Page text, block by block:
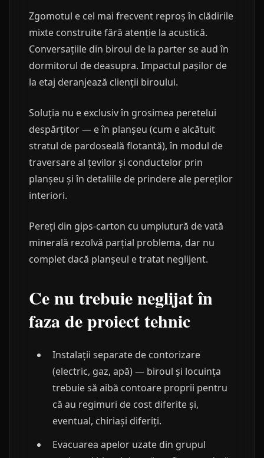
Zgomotul e cel mai frecvent reproș în clădirile
mixte construite fără atenție la acustică.
Conversațiile din biroul de la parter se aud în
dormitorul de deasupra. Impactul pașilor de
la etaj deranjează clienții biroului.
Soluția nu e exclusiv în grosimea peretelui
despărțitor — e în planșeu (cum e alcătuit
stratul de pardoseală flotantă), în modul de
traversare al țevilor și conductelor prin
planșeu și în detaliile de prindere ale pereților
interiori.
Pereți din gips-carton cu umplutură de vată
minerală rezolvă parțial problema, dar nu
complet dacă planșeul e tratat neglijent.
Ce nu trebuie neglijat în
faza de proiect tehnic
Instalații separate de contorizare
(electric, gaz, apă) — biroul și locuința
trebuie să aibă contoare proprii pentru
că au regimuri de cost diferite și,
eventual, chiriași diferiți.
Evacuarea apelor uzate din grupul